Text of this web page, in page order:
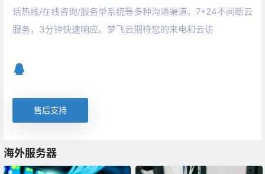
话热线/在线咨询/服务单系统等多种沟通渠道，7*24不间断云
服务，3分钟快速响应。梦飞云期待您的来电和云访
售后支持
海外服务器